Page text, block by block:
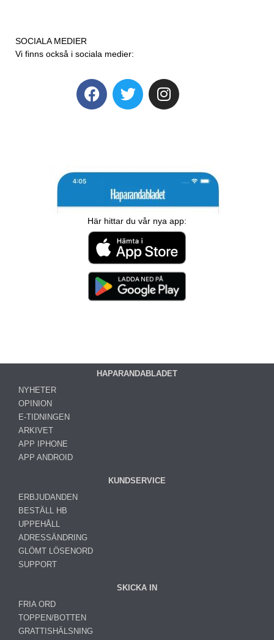
SOCIALA MEDIER
Vi finns också i sociala medier:
Här hittar du vår nya app:
HAPARANDABLADET
NYHETER
OPINION
E-TIDNINGEN
ARKIVET
APP IPHONE
APP ANDROID
KUNDSERVICE
ERBJUDANDEN
BESTÄLL HB
UPPEHÅLL
ADRESSÄNDRING
GLÖMT LÖSENORD
SUPPORT
SKICKA IN
FRIA ORD
TOPPEN/BOTTEN
GRATTISHÄLSNING